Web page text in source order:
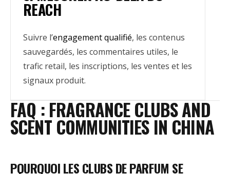
REACH
Suivre l’engagement qualifié, les contenus
sauvegardés, les commentaires utiles, le
trafic retail, les inscriptions, les ventes et les
signaux produit.
FAQ : FRAGRANCE CLUBS AND
SCENT COMMUNITIES IN CHINA
POURQUOI LES CLUBS DE PARFUM SE